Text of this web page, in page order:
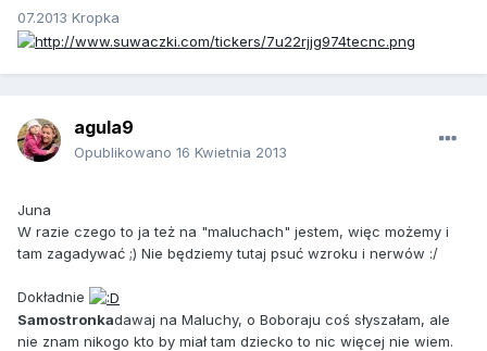
07.2013 Kropka
agula9
Opublikowano 16 Kwietnia 2013
Juna
W razie czego to ja też na "maluchach" jestem, więc możemy i
tam zagadywać ;) Nie będziemy tutaj psuć wzroku i nerwów :/
Dokładnie
Samostronkadawaj na Maluchy, o Boboraju coś słyszałam, ale
nie znam nikogo kto by miał tam dziecko to nic więcej nie wiem.